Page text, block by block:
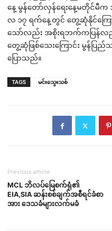
နေ့ မွန်တော်လှန်ရေးနေ့မတိုင်မီက
လ ၁၇ ရက်နေ့တွင် တွေ့ဆုံနိုင်ကြေ
သော်လည်း အစိုးရဘက်ကပြန်လည်အ
တွေ့ဆုံဖြစ်သေးကြောင်း မွန်ပြ
ပြောသည်။
TAGS မင်းသွေးသစ်
Previous article
MCL ဘိလပ်မြေစက်ရုံ၏
EIA,SIA ဆန်းစစ်ချက်အစီရင်ခံစာ
အား ဒေသခံများလက်မခံ